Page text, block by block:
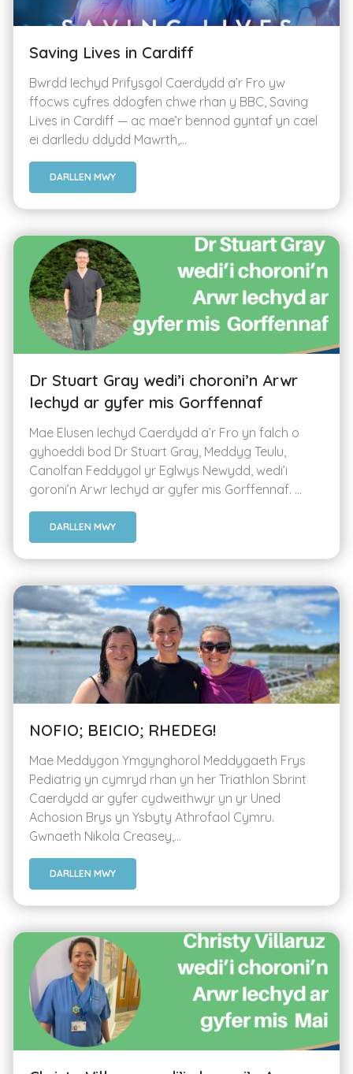
Saving Lives in Cardiff
Bwrdd Iechyd Prifysgol Caerdydd a’r Fro yw
ffocws cyfres ddogfen chwe rhan y BBC, Saving
Lives in Cardiff — ac mae’r bennod gyntaf yn cael
ei darlledu ddydd Mawrth,...
DARLLEN MWY
Dr Stuart Gray wedi’i choroni’n Arwr
Iechyd ar gyfer mis Gorffennaf
Mae Elusen Iechyd Caerdydd a’r Fro yn falch o
gyhoeddi bod Dr Stuart Gray, Meddyg Teulu,
Canolfan Feddygol yr Eglwys Newydd, wedi’i
goroni’n Arwr Iechyd ar gyfer mis Gorffennaf. ...
DARLLEN MWY
NOFIO; BEICIO; RHEDEG!
Mae Meddygon Ymgynghorol Meddygaeth Frys
Pediatrig yn cymryd rhan yn her Triathlon Sbrint
Caerdydd ar gyfer cydweithwyr yn yr Uned
Achosion Brys yn Ysbyty Athrofaol Cymru.
Gwnaeth Nikola Creasey,...
DARLLEN MWY